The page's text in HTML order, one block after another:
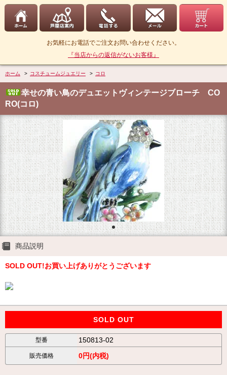
お気軽にお電話でご注文お問い合わせください。
『当店からの返信がないお客様』
ホーム > コスチュームジュエリー > コロ
幸せの青い鳥のデュエットヴィンテージブローチ CO
RO(コロ)
商品説明
SOLD OUT!お買い上げありがとうございます
SOLD OUT
型番 150813-02
販売価格 0円(内税)